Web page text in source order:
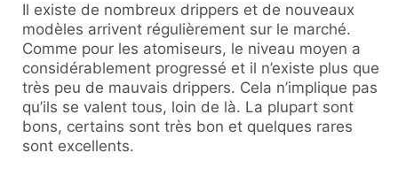
Il existe de nombreux drippers et de nouveaux
modèles arrivent régulièrement sur le marché.
Comme pour les atomiseurs, le niveau moyen a
considérablement progressé et il n’existe plus que
très peu de mauvais drippers. Cela n’implique pas
qu’ils se valent tous, loin de là. La plupart sont
bons, certains sont très bon et quelques rares
sont excellents.